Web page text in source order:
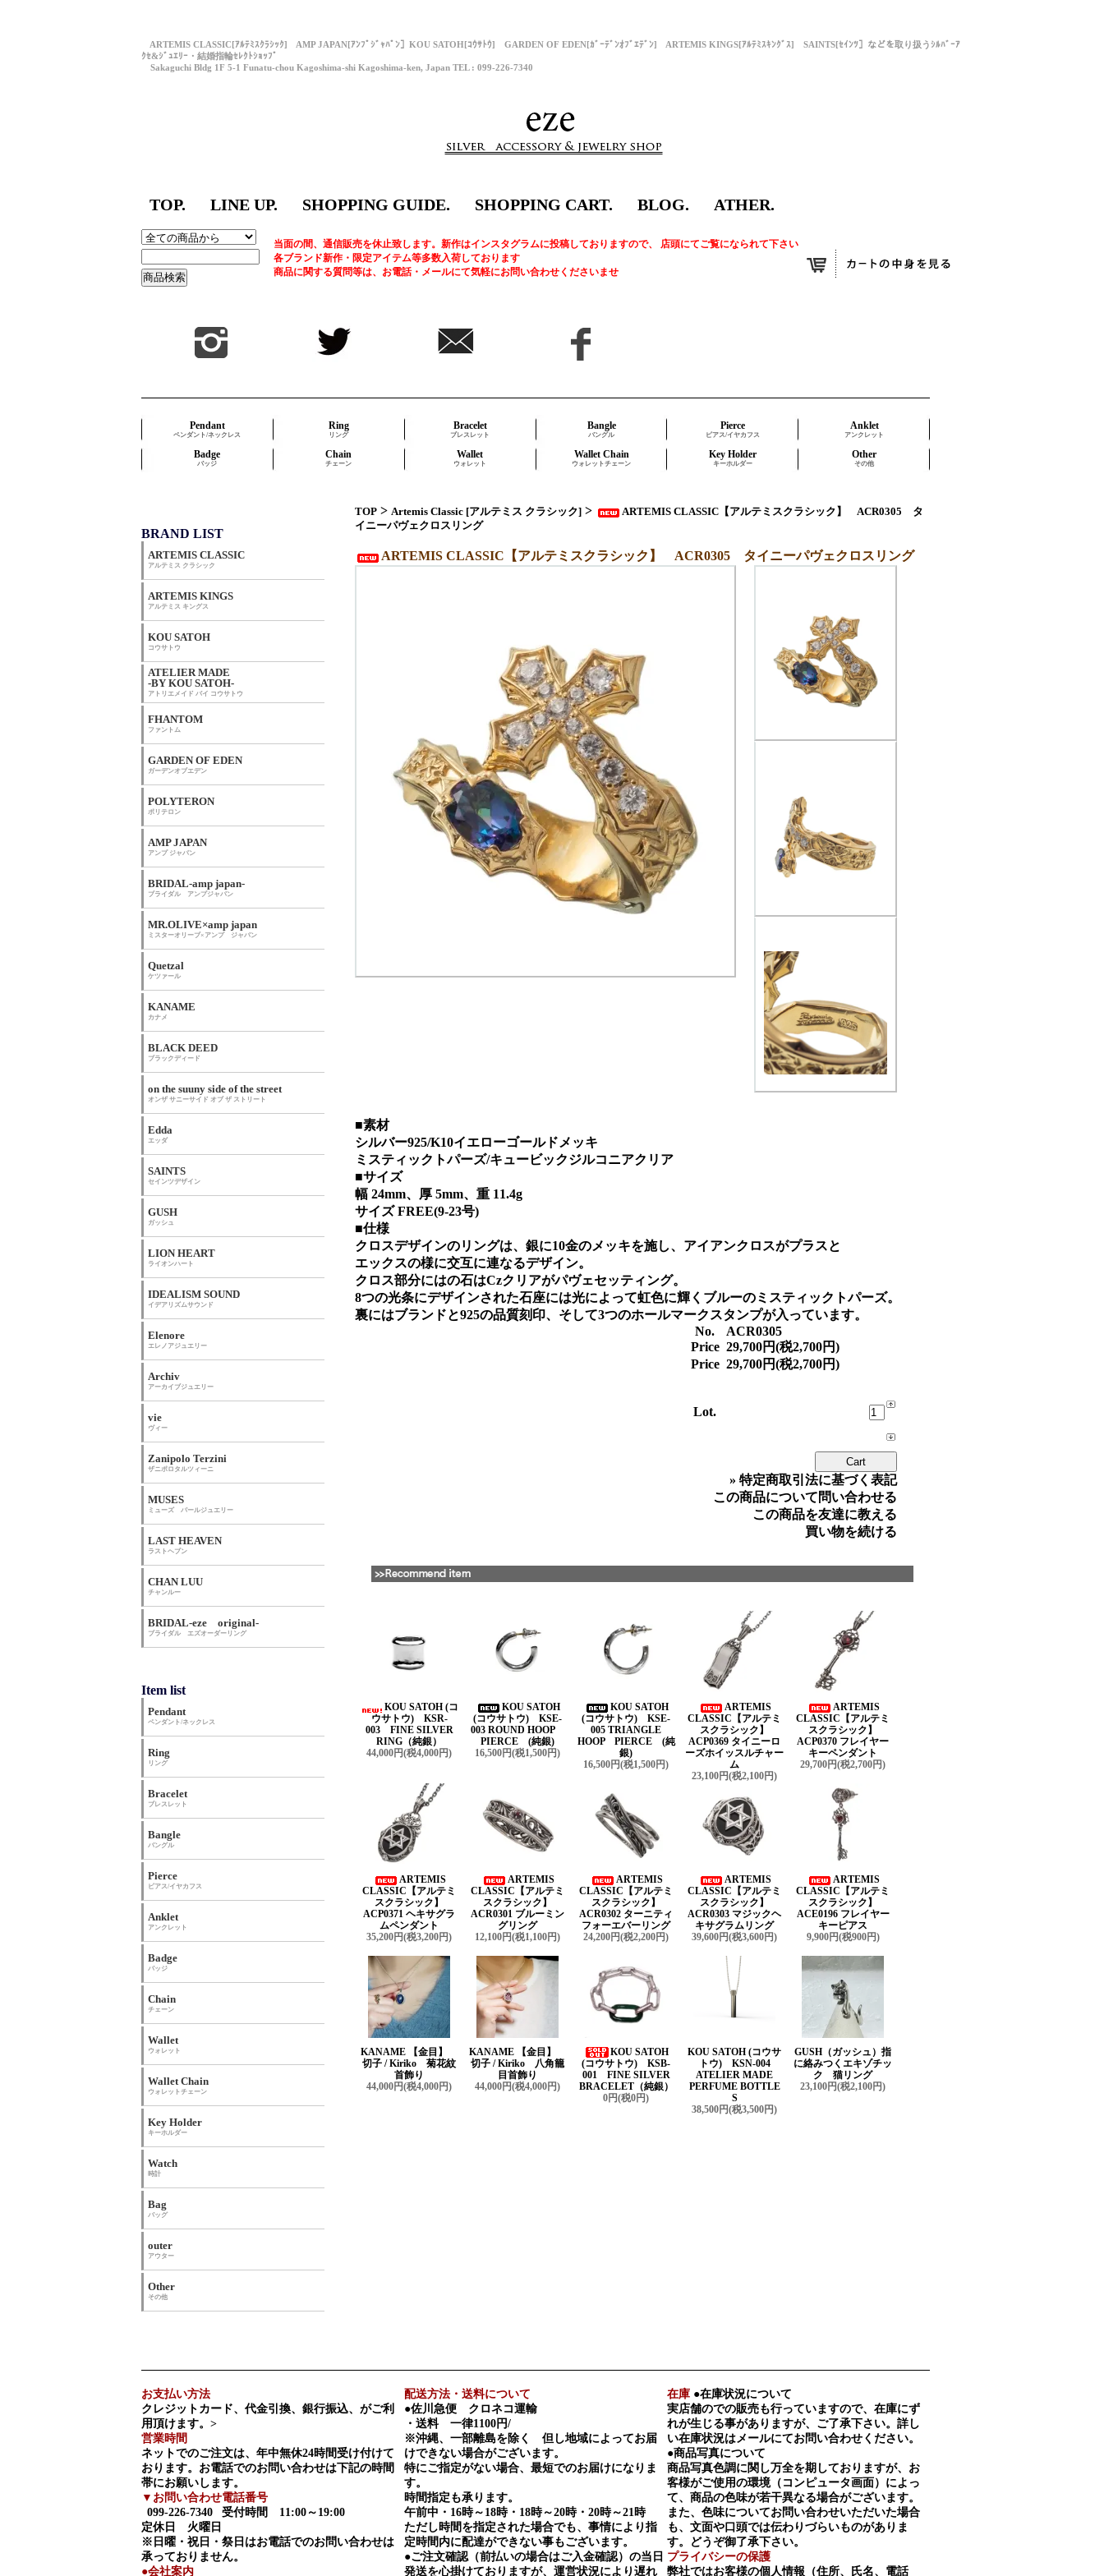
ARTEMIS CLASSIC[ｱﾙﾃﾐｽｸﾗｼｯｸ] AMP JAPAN[ｱﾝﾌﾟｼﾞｬﾊﾟﾝ］KOU SATOH[ｺｳｻﾄｳ] GARDEN OF EDEN[ｶﾞｰﾃﾞﾝｵﾌﾞｴﾃﾞﾝ] ARTEMIS KINGS[ｱﾙﾃﾐｽｷﾝｸﾞｽ] SAINTS[ｾｲﾝﾂ］などを取り扱うｼﾙﾊﾞｰｱ
ｸｾ&ｼﾞｭｴﾘｰ・結婚指輪ｾﾚｸﾄｼｮｯﾌﾟ
Sakaguchi Bldg 1F 5-1 Funatu-chou Kagoshima-shi Kagoshima-ken, Japan TEL : 099-226-7340
TOP. LINE UP. SHOPPING GUIDE. SHOPPING CART. BLOG. ATHER.
当面の間、通信販売を休止致します。新作はインスタグラムに投稿しておりますので、 店頭にてご覧になられて下さい
各ブランド新作・限定アイテム等多数入荷しております
商品に関する質問等は、お電話・メールにて気軽にお問い合わせくださいませ
Pendant
ペンダント/ネックレス
Ring
リング
Bracelet
ブレスレット
Bangle
バングル
Pierce
ピアス/イヤカフス
Anklet
アンクレット
Badge
バッジ
Chain
チェーン
Wallet
ウォレット
Wallet Chain
ウォレットチェーン
Key Holder
キーホルダー
Other
その他
TOP > Artemis Classic [アルテミス クラシック] >
ARTEMIS CLASSIC【アルテミスクラシック】 ACR0305 タ
イニーパヴェクロスリング
ARTEMIS CLASSIC【アルテミスクラシック】 ACR0305 タイニーパヴェクロスリング
■素材
シルバー925/K10イエローゴールドメッキ
ミスティックトパーズ/キュービックジルコニアクリア
■サイズ
幅 24mm、厚 5mm、重 11.4g
サイズ FREE(9-23号)
■仕様
クロスデザインのリングは、銀に10金のメッキを施し、アイアンクロスがプラスと
エックスの様に交互に連なるデザイン。
クロス部分にはの石はCzクリアがパヴェセッティング。
8つの光条にデザインされた石座には光によって虹色に輝くブルーのミスティックトパーズ。
裏にはブランドと925の品質刻印、そして3つのホールマークスタンプが入っています。
No.
ACR0305
Price 29,700円(税2,700円)
Price 29,700円(税2,700円)
Lot.
» 特定商取引法に基づく表記
この商品について問い合わせる
この商品を友達に教える
買い物を続ける
KOU SATOH (コ
ウサトウ) KSR-
003 FINE SILVER
RING（純銀）
44,000円(税4,000円)
KOU SATOH
(コウサトウ) KSE-
003 ROUND HOOP
PIERCE (純銀)
16,500円(税1,500円)
KOU SATOH
(コウサトウ) KSE-
005 TRIANGLE
HOOP PIERCE (純
銀)
16,500円(税1,500円)
ARTEMIS
CLASSIC【アルテミ
スクラシック】
ACP0369 タイニーロ
ーズホイッスルチャー
ム
23,100円(税2,100円)
ARTEMIS
CLASSIC【アルテミ
スクラシック】
ACP0370 フレイヤー
キーペンダント
29,700円(税2,700円)
ARTEMIS
CLASSIC【アルテミ
スクラシック】
ACP0371 ヘキサグラ
ムペンダント
35,200円(税3,200円)
ARTEMIS
CLASSIC【アルテミ
スクラシック】
ACR0301 ブルーミン
グリング
12,100円(税1,100円)
ARTEMIS
CLASSIC【アルテミ
スクラシック】
ACR0302 ターニティ
フォーエバーリング
24,200円(税2,200円)
ARTEMIS
CLASSIC【アルテミ
スクラシック】
ACR0303 マジックヘ
キサグラムリング
39,600円(税3,600円)
ARTEMIS
CLASSIC【アルテミ
スクラシック】
ACE0196 フレイヤー
キーピアス
9,900円(税900円)
KANAME 【金目】
切子 / Kiriko 菊花紋
首飾り
44,000円(税4,000円)
KANAME 【金目】
切子 / Kiriko 八角籠
目首飾り
44,000円(税4,000円)
KOU SATOH
(コウサトウ) KSB-
001 FINE SILVER
BRACELET（純銀）
0円(税0円)
KOU SATOH (コウサ
トウ) KSN-004
ATELIER MADE
PERFUME BOTTLE
S
38,500円(税3,500円)
GUSH（ガッシュ）指
に絡みつくエキゾチッ
ク 猫リング
23,100円(税2,100円)
BRAND LIST
ARTEMIS CLASSIC
アルテミス クラシック
ARTEMIS KINGS
アルテミス キングス
KOU SATOH
コウサトウ
ATELIER MADE
-BY KOU SATOH-
アトリエメイド バイ コウサトウ
FHANTOM
ファントム
GARDEN OF EDEN
ガーデンオブエデン
POLYTERON
ポリテロン
AMP JAPAN
アンプ ジャパン
BRIDAL-amp japan-
ブライダル アンプジャパン
MR.OLIVE×amp japan
ミスターオリーブ×アンプ ジャパン
Quetzal
ケツァール
KANAME
カナメ
BLACK DEED
ブラックディード
on the suuny side of the street
オンザ サニーサイド オブ ザ ストリート
Edda
エッダ
SAINTS
セインツデザイン
GUSH
ガッシュ
LION HEART
ライオンハート
IDEALISM SOUND
イデアリズムサウンド
Elenore
エレノアジュエリー
Archiv
アーカイブジュエリー
vie
ヴィー
Zanipolo Terzini
ザニポロタルツィーニ
MUSES
ミューズ パールジュエリー
LAST HEAVEN
ラストヘブン
CHAN LUU
チャンルー
BRIDAL-eze original-
ブライダル エズオーダーリング
Item list
Pendant
ペンダント/ネックレス
Ring
リング
Bracelet
ブレスレット
Bangle
バングル
Pierce
ピアス/イヤカフス
Anklet
アンクレット
Badge
バッジ
Chain
チェーン
Wallet
ウォレット
Wallet Chain
ウォレットチェーン
Key Holder
キーホルダー
Watch
時計
Bag
バッグ
outer
アウター
Other
その他
お支払い方法
クレジットカード、代金引換、銀行振込、がご利
用頂けます。>
営業時間
ネットでのご注文は、年中無休24時間受け付けて
おります。お電話でのお問い合わせは下記の時間
帯にお願いします。
▼お問い合わせ電話番号
099-226-7340
受付時間 11:00～19:00
定休日 火曜日
※日曜・祝日・祭日はお電話でのお問い合わせは
承っておりません。
●会社案内
配送方法・送料について
●佐川急便 クロネコ運輸
・送料 一律1100円/
※沖縄、一部離島を除く 但し地域によってお届
けできない場合がございます。
特にご指定がない場合、最短でのお届けになりま
す。
時間指定も承ります。
午前中・16時～18時・18時～20時・20時～21時
ただし時間を指定された場合でも、事情により指
定時間内に配達ができない事もございます。
●ご注文確認（前払いの場合はご入金確認）の当日
発送を心掛けておりますが、運営状況により遅れ
在庫 ●在庫状況について
実店舗のでの販売も行っていますので、在庫にず
れが生じる事がありますが、ご了承下さい。詳し
い在庫状況はメールにてお問い合わせください。
●商品写真について
商品写真色調に関し万全を期しておりますが、お
客様がご使用の環境（コンピュータ画面）によっ
て、商品の色味が若干異なる場合がございます。
また、色味についてお問い合わせいただいた場合
も、文面や口頭では伝わりづらいものがありま
す。どうぞ御了承下さい。
プライバシーの保護
弊社ではお客様の個人情報（住所、氏名、電話